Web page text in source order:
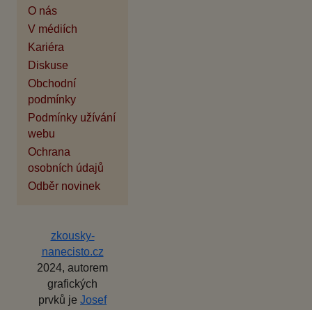
O nás
V médiích
Kariéra
Diskuse
Obchodní
podmínky
Podmínky užívání
webu
Ochrana
osobních údajů
Odběr novinek
zkousky-
nanecisto.cz
2024, autorem
grafických
prvků je Josef